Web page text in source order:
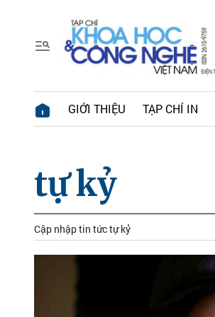
GIỚI THIỆU TẠP CHÍ IN
tự kỷ
Cập nhập tin tức tự kỷ